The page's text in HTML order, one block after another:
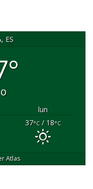
ES
lun
37°C/ 18°C
Atlas